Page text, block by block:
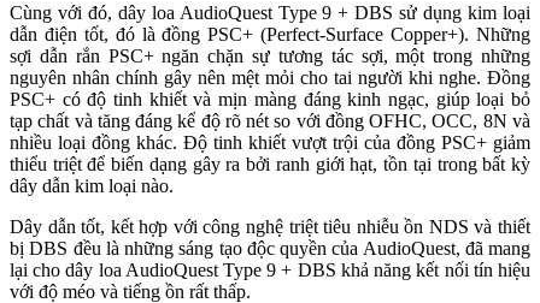
Cùng với đó, dây loa AudioQuest Type 9 + DBS sử dụng kim loại
dẫn điện tốt, đó là đồng PSC+ (Perfect-Surface Copper+). Những
sợi dẫn rắn PSC+ ngăn chặn sự tương tác sợi, một trong những
nguyên nhân chính gây nên mệt mỏi cho tai người khi nghe. Đồng
PSC+ có độ tinh khiết và mịn màng đáng kinh ngạc, giúp loại bỏ
tạp chất và tăng đáng kể độ rõ nét so với đồng OFHC, OCC, 8N và
nhiều loại đồng khác. Độ tinh khiết vượt trội của đồng PSC+ giảm
thiểu triệt để biến dạng gây ra bởi ranh giới hạt, tồn tại trong bất kỳ
dây dẫn kim loại nào.
Dây dẫn tốt, kết hợp với công nghệ triệt tiêu nhiễu ồn NDS và thiết
bị DBS đều là những sáng tạo độc quyền của AudioQuest, đã mang
lại cho dây loa AudioQuest Type 9 + DBS khả năng kết nối tín hiệu
với độ méo và tiếng ồn rất thấp.